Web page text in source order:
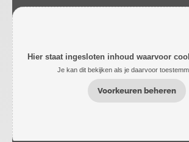
Hier staat ingesloten inhoud waarvoor
Je kan dit bekijken als je daarvoor
Voorkeuren beheren